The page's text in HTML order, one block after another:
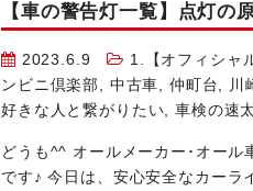
【車の警告灯一覧】点灯の
2023.6.9 1.【オフィシャ
ンビニ倶楽部, 中古車, 仲町台, 川
好きな人と繋がりたい,車検の速
どうも^^ オールメーカー･オール
です♪ 今日は、安心安全なカーラ